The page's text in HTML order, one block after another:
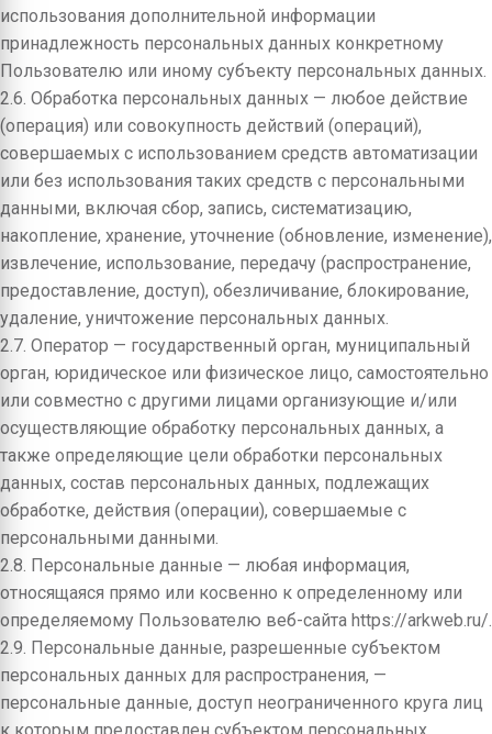
использования дополнительной информации
принадлежность персональных данных конкретному
Пользователю или иному субъекту персональных данных.
2.6. Обработка персональных данных — любое действие
(операция) или совокупность действий (операций),
совершаемых с использованием средств автоматизации
или без использования таких средств с персональными
данными, включая сбор, запись, систематизацию,
накопление, хранение, уточнение (обновление, изменение),
извлечение, использование, передачу (распространение,
предоставление, доступ), обезличивание, блокирование,
удаление, уничтожение персональных данных.
2.7. Оператор — государственный орган, муниципальный
орган, юридическое или физическое лицо, самостоятельно
или совместно с другими лицами организующие и/или
осуществляющие обработку персональных данных, а
также определяющие цели обработки персональных
данных, состав персональных данных, подлежащих
обработке, действия (операции), совершаемые с
персональными данными.
2.8. Персональные данные — любая информация,
относящаяся прямо или косвенно к определенному или
определяемому Пользователю веб-сайта https://arkweb.ru/.
2.9. Персональные данные, разрешенные субъектом
персональных данных для распространения, —
персональные данные, доступ неограниченного круга лиц